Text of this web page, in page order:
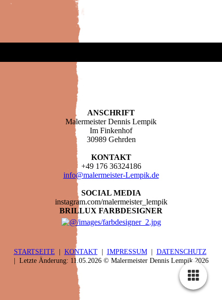
ANSCHRIFT
Malermeister Dennis Lempik
Im Finkenhof
30989 Gehrden
KONTAKT
+49 176 36324186
info@malermeister-Lempik.de
SOCIAL MEDIA
instagram.com/malermeister_lempik
BRILLUX FARBDESIGNER
STARTSEITE KONTAKT| IMPRESSUM| DATENSCHUTZ
| Letzte Änderung: 11.05.2026 © Malermeister Dennis Lempik 2026